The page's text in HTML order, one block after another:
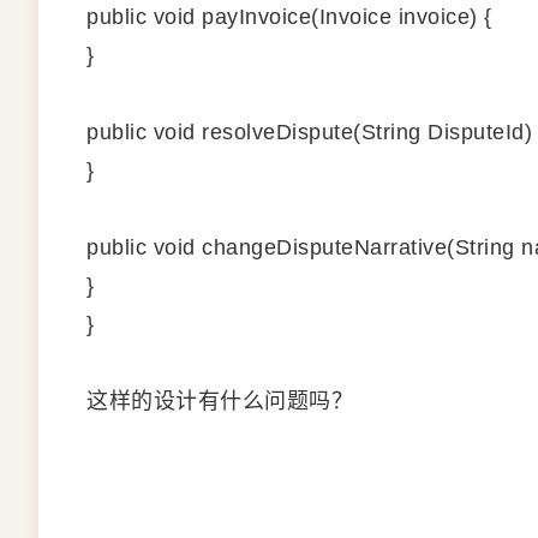
public void payInvoice(Invoice invoice) {
}
public void resolveDispute(String DisputeId)
}
public void changeDisputeNarrative(String
}
}
这样的设计有什么问题吗？